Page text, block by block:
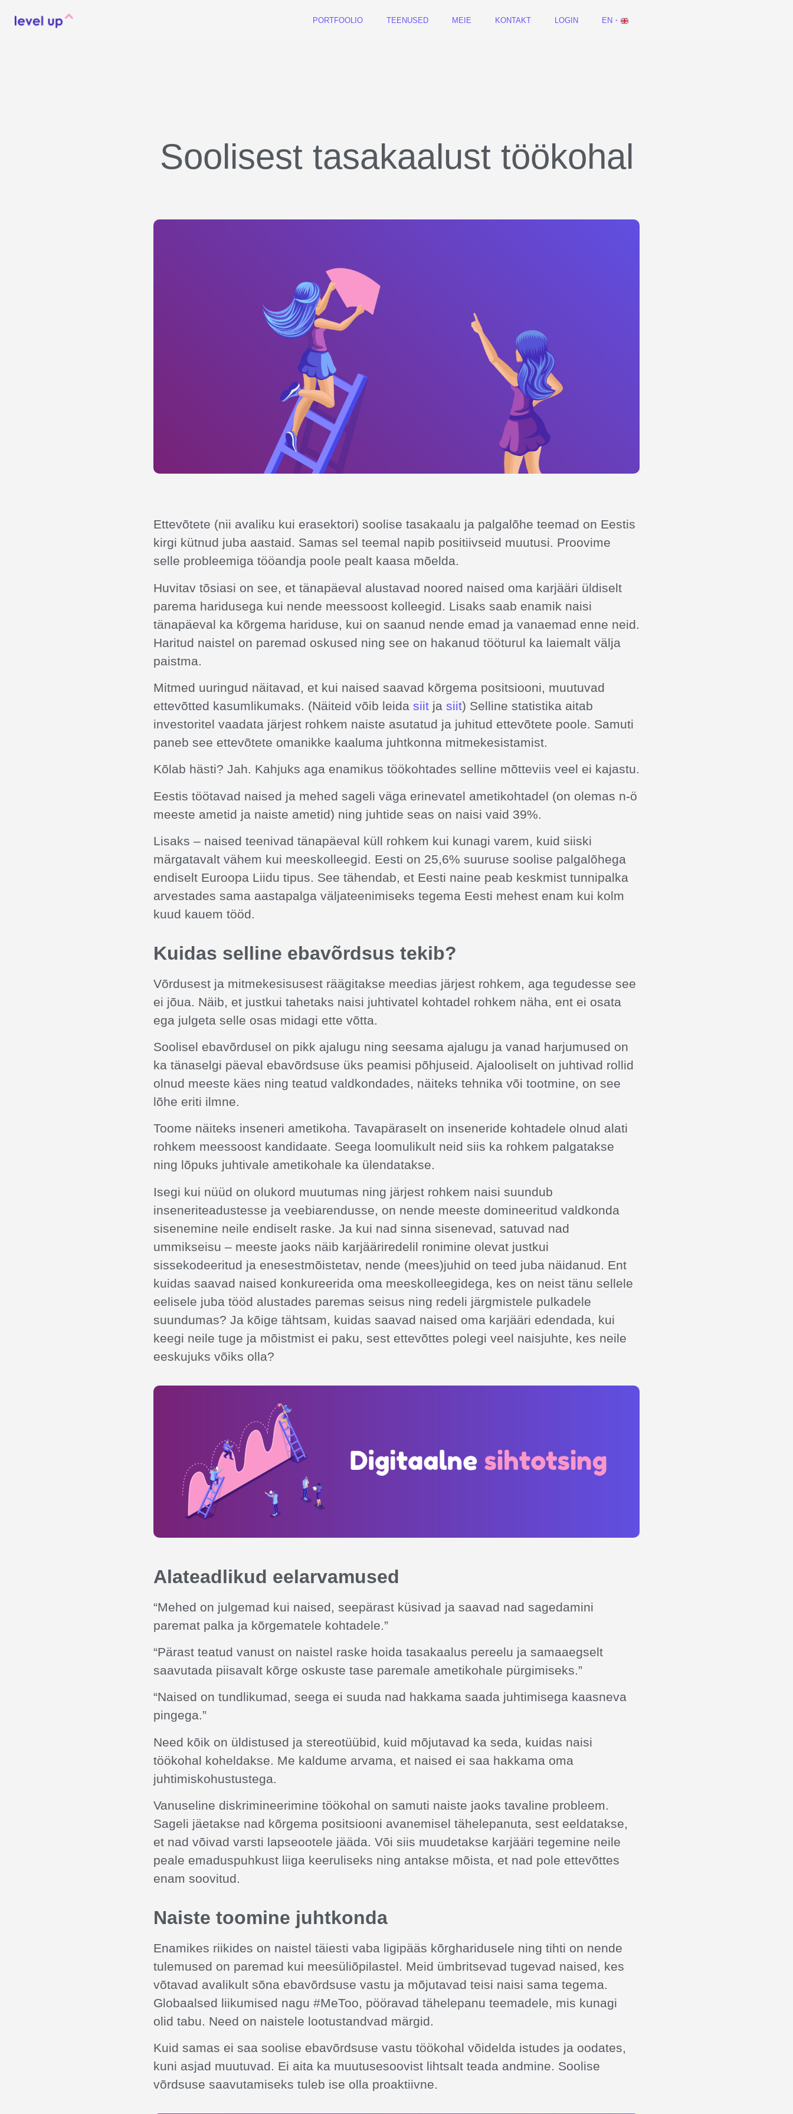
PORTFOOLIO TEENUSED MEIE KONTAKT LOGIN EN・
Soolisest tasakaalust töökohal
Ettevõtete (nii avaliku kui erasektori) soolise tasakaalu ja palgalõhe teemad on Eestis
kirgi kütnud juba aastaid. Samas sel teemal napib positiivseid muutusi. Proovime
selle probleemiga tööandja poole pealt kaasa mõelda.
Huvitav tõsiasi on see, et tänapäeval alustavad noored naised oma karjääri üldiselt
parema haridusega kui nende meessoost kolleegid. Lisaks saab enamik naisi
tänapäeval ka kõrgema hariduse, kui on saanud nende emad ja vanaemad enne neid.
Haritud naistel on paremad oskused ning see on hakanud tööturul ka laiemalt välja
paistma.
Mitmed uuringud näitavad, et kui naised saavad kõrgema positsiooni, muutuvad
ettevõtted kasumlikumaks. (Näiteid võib leida siit ja siit) Selline statistika aitab
investoritel vaadata järjest rohkem naiste asutatud ja juhitud ettevõtete poole. Samuti
paneb see ettevõtete omanikke kaaluma juhtkonna mitmekesistamist.
Kõlab hästi? Jah. Kahjuks aga enamikus töökohtades selline mõtteviis veel ei kajastu.
Eestis töötavad naised ja mehed sageli väga erinevatel ametikohtadel (on olemas n-ö
meeste ametid ja naiste ametid) ning juhtide seas on naisi vaid 39%.
Lisaks – naised teenivad tänapäeval küll rohkem kui kunagi varem, kuid siiski
märgatavalt vähem kui meeskolleegid. Eesti on 25,6% suuruse soolise palgalõhega
endiselt Euroopa Liidu tipus. See tähendab, et Eesti naine peab keskmist tunnipalka
arvestades sama aastapalga väljateenimiseks tegema Eesti mehest enam kui kolm
kuud kauem tööd.
Kuidas selline ebavõrdsus tekib?
Võrdusest ja mitmekesisusest räägitakse meedias järjest rohkem, aga tegudesse see
ei jõua. Näib, et justkui tahetaks naisi juhtivatel kohtadel rohkem näha, ent ei osata
ega julgeta selle osas midagi ette võtta.
Soolisel ebavõrdusel on pikk ajalugu ning seesama ajalugu ja vanad harjumused on
ka tänaselgi päeval ebavõrdsuse üks peamisi põhjuseid. Ajalooliselt on juhtivad rollid
olnud meeste käes ning teatud valdkondades, näiteks tehnika või tootmine, on see
lõhe eriti ilmne.
Toome näiteks inseneri ametikoha. Tavapäraselt on inseneride kohtadele olnud alati
rohkem meessoost kandidaate. Seega loomulikult neid siis ka rohkem palgatakse
ning lõpuks juhtivale ametikohale ka ülendatakse.
Isegi kui nüüd on olukord muutumas ning järjest rohkem naisi suundub
inseneriteadustesse ja veebiarendusse, on nende meeste domineeritud valdkonda
sisenemine neile endiselt raske. Ja kui nad sinna sisenevad, satuvad nad
ummikseisu – meeste jaoks näib karjääriredelil ronimine olevat justkui
sissekodeeritud ja enesestmõistetav, nende (mees)juhid on teed juba näidanud. Ent
kuidas saavad naised konkureerida oma meeskolleegidega, kes on neist tänu sellele
eelisele juba tööd alustades paremas seisus ning redeli järgmistele pulkadele
suundumas? Ja kõige tähtsam, kuidas saavad naised oma karjääri edendada, kui
keegi neile tuge ja mõistmist ei paku, sest ettevõttes polegi veel naisjuhte, kes neile
eeskujuks võiks olla?
Alateadlikud eelarvamused
“Mehed on julgemad kui naised, seepärast küsivad ja saavad nad sagedamini
paremat palka ja kõrgematele kohtadele.”
“Pärast teatud vanust on naistel raske hoida tasakaalus pereelu ja samaaegselt
saavutada piisavalt kõrge oskuste tase paremale ametikohale pürgimiseks.”
“Naised on tundlikumad, seega ei suuda nad hakkama saada juhtimisega kaasneva
pingega.”
Need kõik on üldistused ja stereotüübid, kuid mõjutavad ka seda, kuidas naisi
töökohal koheldakse. Me kaldume arvama, et naised ei saa hakkama oma
juhtimiskohustustega.
Vanuseline diskrimineerimine töökohal on samuti naiste jaoks tavaline probleem.
Sageli jäetakse nad kõrgema positsiooni avanemisel tähelepanuta, sest eeldatakse,
et nad võivad varsti lapseootele jääda. Või siis muudetakse karjääri tegemine neile
peale emaduspuhkust liiga keeruliseks ning antakse mõista, et nad pole ettevõttes
enam soovitud.
Naiste toomine juhtkonda
Enamikes riikides on naistel täiesti vaba ligipääs kõrgharidusele ning tihti on nende
tulemused on paremad kui meesüliõpilastel. Meid ümbritsevad tugevad naised, kes
võtavad avalikult sõna ebavõrdsuse vastu ja mõjutavad teisi naisi sama tegema.
Globaalsed liikumised nagu #MeToo, pööravad tähelepanu teemadele, mis kunagi
olid tabu. Need on naistele lootustandvad märgid.
Kuid samas ei saa soolise ebavõrdsuse vastu töökohal võidelda istudes ja oodates,
kuni asjad muutuvad. Ei aita ka muutusesoovist lihtsalt teada andmine. Soolise
võrdsuse saavutamiseks tuleb ise olla proaktiivne.